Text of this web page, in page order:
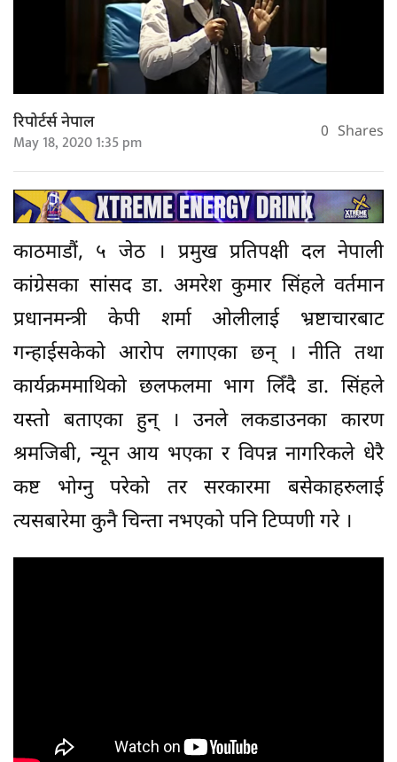
रिपोर्टर्स नेपाल
May 18, 2020 1:35 pm 0 Shares
काठमाडौं, ५ जेठ । प्रमुख प्रतिपक्षी दल नेपाली
कांग्रेसका सांसद डा. अमरेश कुमार सिंहले वर्तमान
प्रधानमन्त्री केपी शर्मा ओलीलाई भ्रष्टाचारबाट
गन्हाईसकेको आरोप लगाएका छन् । नीति तथा
कार्यक्रममाथिको छलफलमा भाग लिँदै डा. सिंहले
यस्तो बताएका हुन् । उनले लकडाउनका कारण
श्रमजिबी, न्यून आय भएका र विपन्न नागरिकले धेरै
कष्ट भोग्नु परेको तर सरकारमा बसेकाहरुलाई
त्यसबारेमा कुनै चिन्ता नभएको पनि टिप्पणी गरे ।